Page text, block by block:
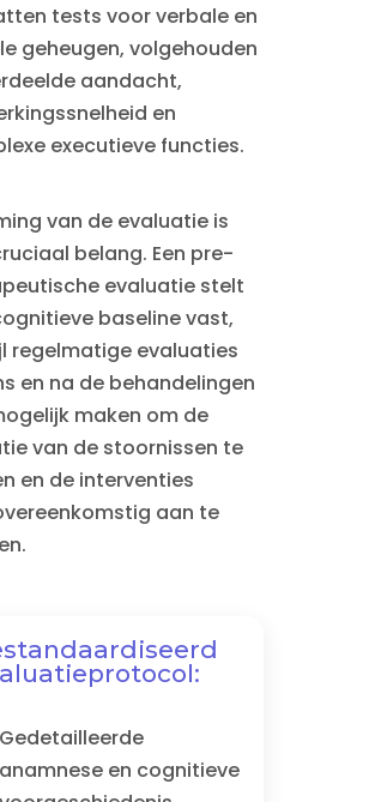
tests voor verbale en
geheugen, volgehouden
aandacht,
en
executieve functies.
van de evaluatie is
belang. Een pre-
evaluatie stelt
baseline vast,
regelmatige evaluaties
en na de behandelingen
maken om de
van de stoornissen te
en de interventies
aan te
Gedetailleerde
anamnese en cognitieve